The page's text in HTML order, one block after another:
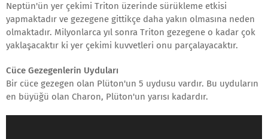
Neptün'ün yer çekimi Triton üzerinde sürükleme etkisi
yapmaktadır ve gezegene gittikçe daha yakın olmasına neden
olmaktadır. Milyonlarca yıl sonra Triton gezegene o kadar çok
yaklaşacaktır ki yer çekimi kuvvetleri onu parçalayacaktır.
Cüce Gezegenlerin Uyduları
Bir cüce gezegen olan Plüton'un 5 uydusu vardır. Bu uyduların
en büyüğü olan Charon, Plüton'un yarısı kadardır.